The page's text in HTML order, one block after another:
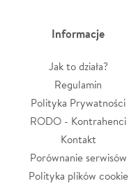
Informacje
Jak to działa?
Regulamin
Polityka Prywatności
RODO - Kontrahenci
Kontakt
Porównanie serwisów
Polityka plików cookie